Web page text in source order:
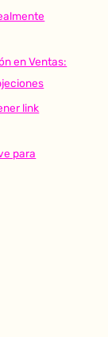
en Ventas:
link
para